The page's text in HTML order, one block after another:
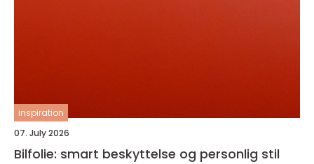
inspiration
07. July 2026
Bilfolie: smart beskyttelse og personlig stil